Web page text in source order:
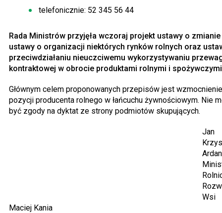
telefonicznie: 52 345 56 44
Rada Ministrów przyjęła wczoraj projekt ustawy o zmianie
ustawy o organizacji niektórych rynków rolnych oraz
przeciwdziałaniu nieuczciwemu wykorzystywaniu
kontraktowej w obrocie produktami rolnymi i
Głównym celem proponowanych przepisów jest wzmocnienie
pozycji producenta rolnego w łańcuchu żywnościowym. Nie
być zgody na dyktat ze strony podmiotów skupujących.
Jan
Wsi
Maciej Kania